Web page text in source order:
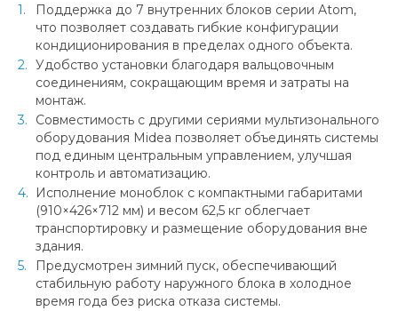
Поддержка до 7 внутренних блоков серии Atom,
что позволяет создавать гибкие конфигурации
кондиционирования в пределах одного объекта.
Удобство установки благодаря вальцовочным
соединениям, сокращающим время и затраты на
монтаж.
Совместимость с другими сериями мультизонального
оборудования Midea позволяет объединять системы
под единым центральным управлением, улучшая
контроль и автоматизацию.
Исполнение моноблок с компактными габаритами
(910×426×712 мм) и весом 62,5 кг облегчает
транспортировку и размещение оборудования вне
здания.
Предусмотрен зимний пуск, обеспечивающий
стабильную работу наружного блока в холодное
время года без риска отказа системы.